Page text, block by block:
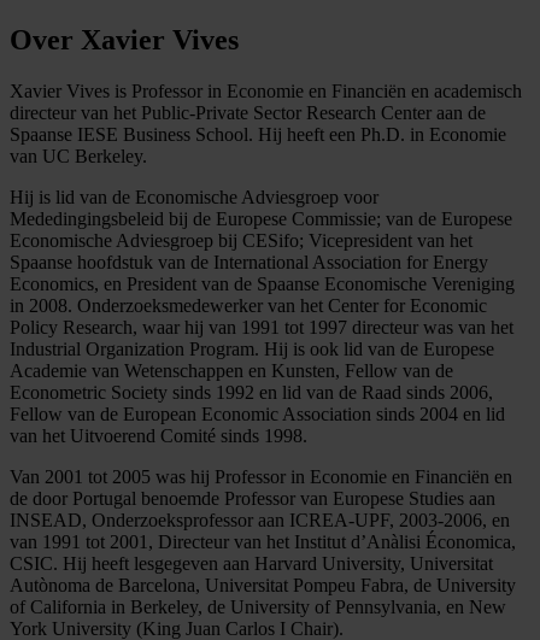
Over Xavier Vives
Xavier Vives is Professor in Economie en Financiën en academisch
directeur van het Public-Private Sector Research Center aan de
Spaanse IESE Business School. Hij heeft een Ph.D. in Economie
van UC Berkeley.
Hij is lid van de Economische Adviesgroep voor
Mededingingsbeleid bij de Europese Commissie; van de Europese
Economische Adviesgroep bij CESifo; Vicepresident van het
Spaanse hoofdstuk van de International Association for Energy
Economics, en President van de Spaanse Economische Vereniging
in 2008. Onderzoeksmedewerker van het Center for Economic
Policy Research, waar hij van 1991 tot 1997 directeur was van het
Industrial Organization Program. Hij is ook lid van de Europese
Academie van Wetenschappen en Kunsten, Fellow van de
Econometric Society sinds 1992 en lid van de Raad sinds 2006,
Fellow van de European Economic Association sinds 2004 en lid
van het Uitvoerend Comité sinds 1998.
Van 2001 tot 2005 was hij Professor in Economie en Financiën en
de door Portugal benoemde Professor van Europese Studies aan
INSEAD, Onderzoeksprofessor aan ICREA-UPF, 2003-2006, en
van 1991 tot 2001, Directeur van het Institut d’Anàlisi Économica,
CSIC. Hij heeft lesgegeven aan Harvard University, Universitat
Autònoma de Barcelona, Universitat Pompeu Fabra, de University
of California in Berkeley, de University of Pennsylvania, en New
York University (King Juan Carlos I Chair).